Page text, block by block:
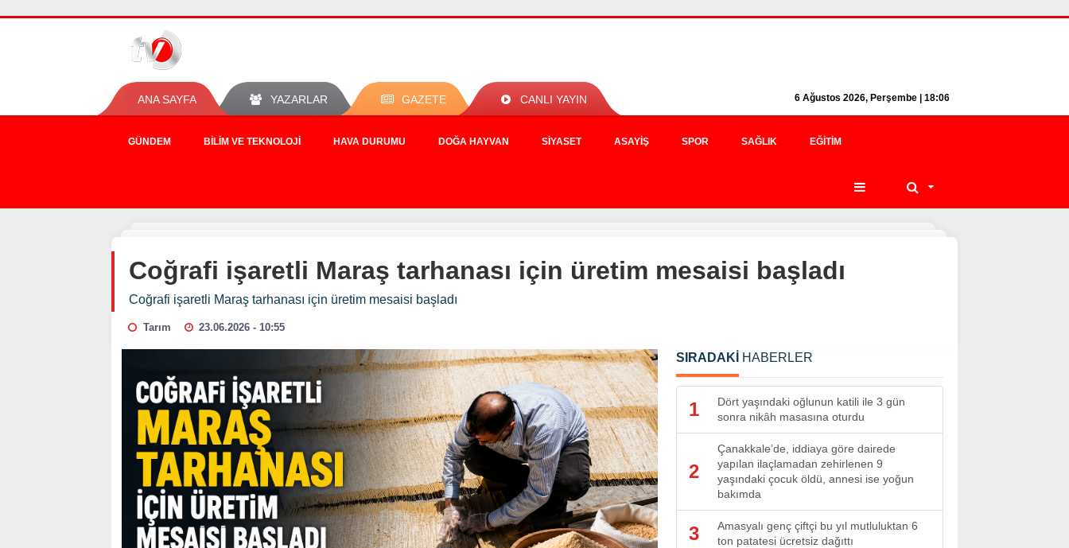
ANA SAYFA YAZARLAR GAZETE CANLI YAYIN 6 Ağustos 2026, Perşembe | 18:06
GÜNDEM BILIM VE TEKNOLOJI HAVA DURUMU DOĞA HAYVAN SIYASET ASAYIŞ SPOR SAĞLIK EĞITIM
Coğrafi işaretli Maraş tarhanası için üretim mesaisi başladı
Coğrafi işaretli Maraş tarhanası için üretim mesaisi başladı
Tarım 23.06.2026 - 10:55
SIRADAKİ HABERLER
1
Dört yaşındaki oğlunun katili ile 3 gün
sonra nikâh masasına oturdu
2
Çanakkale’de, iddiaya göre dairede
yapılan ilaçlamadan zehirlenen 9
yaşındaki çocuk öldü, annesi ise yoğun
bakımda
3
Amasyalı genç çiftçi bu yıl mutluluktan 6
ton patatesi ücretsiz dağıttı